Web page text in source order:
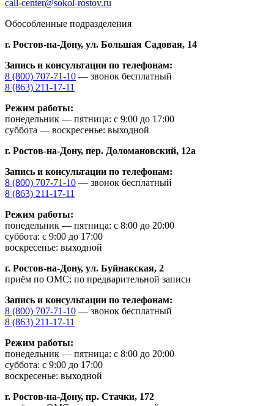
call-center@sokol-rostov.ru
Обособленные подразделения
г. Ростов-на-Дону, ул. Большая Садовая, 14
Запись и консультации по телефонам:
8 (800) 707-71-10 — звонок бесплатный
8 (863) 211-17-11
Режим работы:
понедельник — пятница: с 9:00 до 17:00
суббота — воскресенье: выходной
г. Ростов-на-Дону, пер. Доломановский, 12а
Запись и консультации по телефонам:
8 (800) 707-71-10 — звонок бесплатный
8 (863) 211-17-11
Режим работы:
понедельник — пятница: с 8:00 до 20:00
суббота: с 9:00 до 17:00
воскресенье: выходной
г. Ростов-на-Дону, ул. Буйнакская, 2
приём по ОМС: по предварительной записи
Запись и консультации по телефонам:
8 (800) 707-71-10 — звонок бесплатный
8 (863) 211-17-11
Режим работы:
понедельник — пятница: с 8:00 до 20:00
суббота: с 9:00 до 17:00
воскресенье: выходной
г. Ростов-на-Дону, пр. Стачки, 172